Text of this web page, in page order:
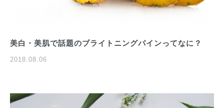
美白・美肌で話題のブライトニングパインってなに？
2018.08.06